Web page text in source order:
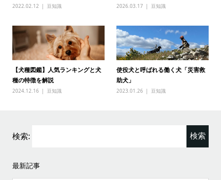
2022.02.12 豆知識 2026.03.17 豆知識
【犬種図鑑】人気ランキングと犬
種の特徴を解説
2024.12.16 豆知識
使役犬と呼ばれる働く犬「災害救
助犬」
2023.01.26 豆知識
検索:
最新記事